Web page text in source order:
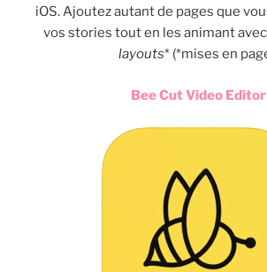
iOS. Ajoutez autant de pages que
vos stories tout en les animant
layouts* (*mises en
Bee Cut Video Editor